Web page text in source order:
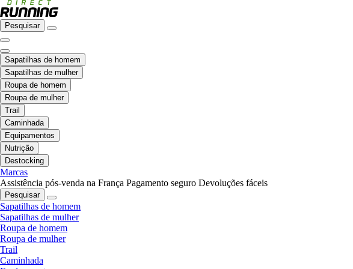
Pesquisar
Sapatilhas de homem
Sapatilhas de mulher
Roupa de homem
Roupa de mulher
Trail
Caminhada
Equipamentos
Nutrição
Destocking
Marcas
Assistência pós-venda na França Pagamento seguro Devoluções fáceis
Pesquisar
Sapatilhas de homem
Sapatilhas de mulher
Roupa de homem
Roupa de mulher
Trail
Caminhada